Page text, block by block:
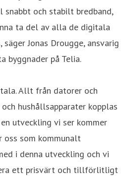
och stabilt bredband,
ta del av alla de digitala
Jonas Drougge, ansvarig
byggnader på Telia.
Allt från datorer och
hushållsapparater kopplas
utveckling vi ser kommer
som kommunalt
i denna utveckling och vi
ett prisvärt och tillförlitligt